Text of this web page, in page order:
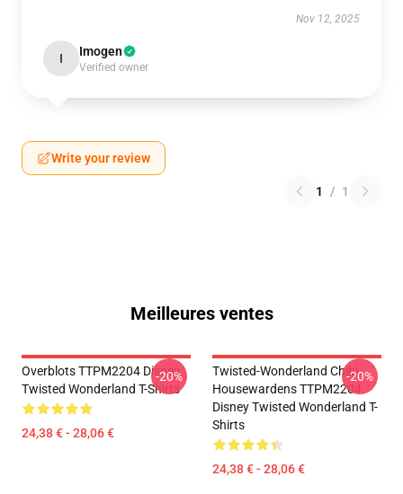
Nov 12, 2025
I Imogen
Verified owner
Write your review
1 / 1
Meilleures ventes
Overblots TTPM2204 Disney
Twisted Wonderland T-Shirts
24,38 € - 28,06 €
-20%
Twisted-Wonderland Chibi
Housewardens TTPM2204
Disney Twisted Wonderland T-
Shirts
24,38 € - 28,06 €
-20%